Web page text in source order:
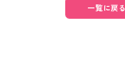
一覧に戻る